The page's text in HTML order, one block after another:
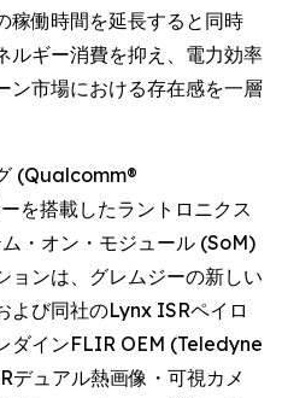
稼働時間を延長すると同時
ルギー消費を抑え、電力効率
ン市場における存在感を一層
(Qualcomm®
を搭載したラントロニクス
・オン・モジュール (SoM)
ョンは、グレムジーの新しい
よび同社のLynx ISRペイロ
ダインFLIR OEM (Teledyne
ュアル熱画像・可視カメ